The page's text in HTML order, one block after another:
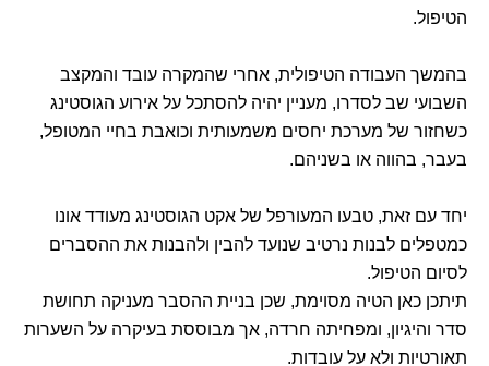
הטיפול.
בהמשך העבודה הטיפולית, אחרי שהמקרה עובד והמקצב
השבועי שב לסדרו, מעניין יהיה להסתכל על אירוע הגוסטינג
כשחזור של מערכת יחסים משמעותית וכואבת בחיי המטופל,
בעבר, בהווה או בשניהם.
יחד עם זאת, טבעו המעורפל של אקט הגוסטינג מעודד אונו
כמטפלים לבנות נרטיב שנועד להבין ולהבנות את ההסברים
לסיום הטיפול.
תיתכן כאן הטיה מסוימת, שכן בניית ההסבר מעניקה תחושת
סדר והיגיון, ומפחיתה חרדה, אך מבוססת בעיקרה על השערות
תאורטיות ולא על עובדות.